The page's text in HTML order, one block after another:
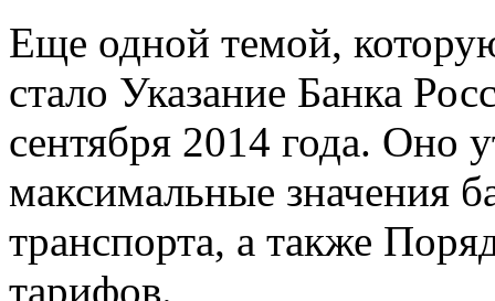
Еще одной темой,
стало Указание Банка
сентября 2014 года. Оно
максимальные значения
транспорта, а также
тарифов.